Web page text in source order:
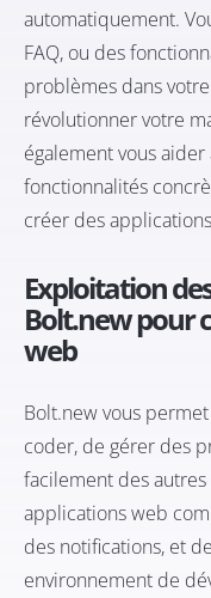
automatiquement.
FAQ, ou des
problèmes dans
révolutionner votre
également vous
fonctionnalités
créer des
Exploitation
Bolt.new pour
web
Bolt.new vous
coder, de gérer des
facilement des autres
applications web
des notifications, et
environnement de